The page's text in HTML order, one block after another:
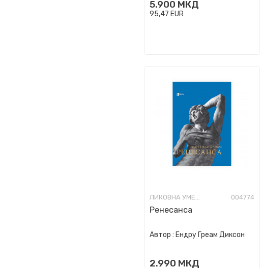
5.900 МКД
95,47 EUR
ЛИКОВНА УМЕТНОСТ 004774
Ренесанса
Автор : Ендру Греам Диксон
2.990 МКД